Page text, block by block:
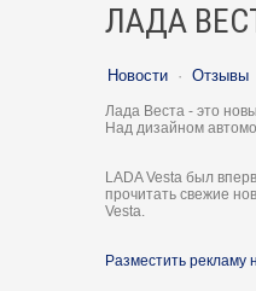
ЛАДА
Новости · Отзывы
Лада Веста - это
Над дизайном
LADA Vesta был
прочитать свежие
Vesta.
Разместить рекламу